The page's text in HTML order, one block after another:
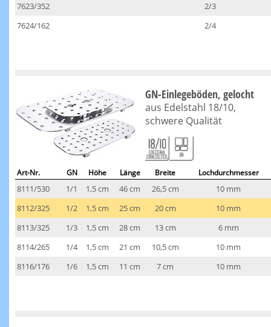
7623/352
2/3
7624/162
2/4
GN-Einlegeböden, gelocht
aus Edelstahl 18/10,
schwere Qualität
Art-Nr. GN Höhe Länge Breite Lochdurchmesser
8111/530 1/1 1,5 cm 46 cm 26,5 cm
10 mm
8112/325
1/2 1,5 cm 25 cm 20 cm
10 mm
8113/325
1/3 1,5 cm 28 cm 13 cm
6 mm
8114/265
1/4 1,5 cm 21 cm 10,5 cm
10 mm
8116/176
1/6 1,5 cm 11 cm 7 cm 10 mm